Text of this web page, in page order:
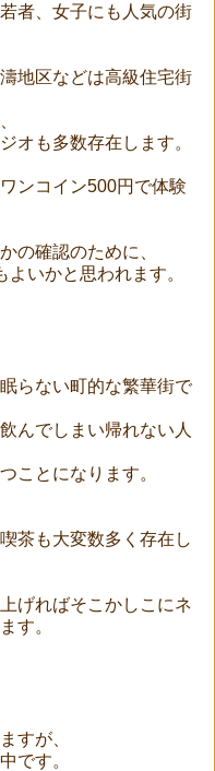
者、女子にも人気の街
地区などは高級住宅街
オも多数存在します。
ンコイン500円で体験
の確認のために、
いかと思われます。
らない町的な繁華街で
んでしまい帰れない人
ことになります。
茶も大変数多く存在し
げればそこかしこにネ
す。
すが、
です。